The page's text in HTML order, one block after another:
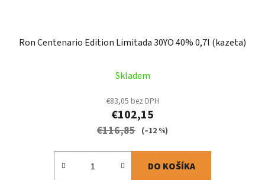
Ron Centenario Edition Limitada 30YO 40% 0,7l (kazeta)
Skladem
€83,05 bez DPH
€102,15
€116,85 (–12 %)
DO KOŠÍKA